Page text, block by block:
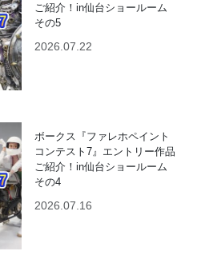
ご紹介！in仙台ショールーム
その5
2026.07.22
ボークス『ファレホペイント
コンテスト7』エントリー作品
ご紹介！in仙台ショールーム
その4
2026.07.16